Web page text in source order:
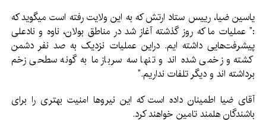
یاسین ضیا، رییس ستاد ارتش که به این ولایت رفته است میگوید که
:” عملیات ما که روز گذشته آغاز شد در مناطق بولان، ناوه و نادعلی
پیشرفت‌هایی داشته ایم. دراین عملیات نزدیک به صد نفر دشمن
کشته و زخمی شده اند و تنها سه سرباز ما به گونه سطحی زخم
برداشته اند و دیگر تلفات نداریم.”
آقای ضیا اطمینان داده است که این نیروها امنیت بهتری را برای
باشندگان هلمند تامین خواهند کرد.